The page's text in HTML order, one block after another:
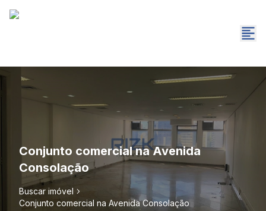
Conjunto comercial na Avenida
Consolação
Buscar imóvel
Conjunto comercial na Avenida Consolação